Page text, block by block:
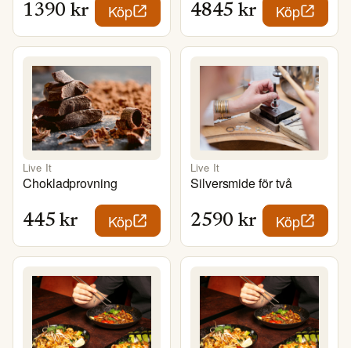
1390 kr Köp 4845 kr Köp
Live It
Chokladprovning
445 kr Köp
Live It
Silversmide för två
2590 kr Köp